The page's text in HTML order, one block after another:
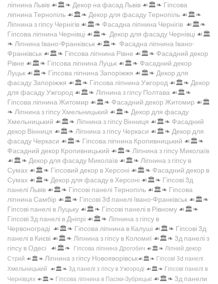
ліпнина Львів ☙🏛️❧ Декор на фасад Львів ☙🏛️❧ Гіпсова
ліпнина Тернопіль ☙🏛️❧ Декор для фасаду Тернопіль ☙🏛️❧
Ліпнина з гіпсу Чернігів ☙🏛️❧ Фасадна ліпнина Чернігів ☙🏛️❧
Гіпсова ліпнина Чернівці ☙🏛️❧ Декор для фасаду Чернівці ☙🏛️
❧ Ліпнина Івано-Франківськ ☙🏛️❧ Фасадна ліпнина Івано-
Франківськ ☙🏛️❧ Гіпсова ліпнина Рівне ☙🏛️❧ Фасадний декор
Рівне ☙🏛️❧ Гіпсова ліпнина Луцьк ☙🏛️❧ Фасадний декор
Луцьк ☙🏛️❧ Гіпсова ліпнина Запоріжжя ☙🏛️❧ Декор для
фасаду Запоріжжя ☙🏛️❧ Гіпсова ліпнина Ужгород ☙🏛️❧ Декор
для фасаду Ужгород ☙🏛️❧ Ліпнина з гіпсу Полтава ☙🏛️❧
Гіпсова ліпнина Житомир ☙🏛️❧ Фасадний декор Житомир ☙🏛️
❧ Ліпнина з гіпсу Хмельницький ☙🏛️❧ Декор для фасаду
Хмельницький ☙🏛️❧ Ліпнина з гіпсу Вінниця ☙🏛️❧ Фасадний
декор Вінниця ☙🏛️❧ Ліпнина з гіпсу Черкаси ☙🏛️❧ Декор для
фасаду Черкаси ☙🏛️❧ Гіпсова ліпнина Кропивницький ☙🏛️❧
Фасадний декор Кропивницький ☙🏛️❧ Ліпнина з гіпсу Миколаїв
☙🏛️❧ Декор для фасаду Миколаїв ☙🏛️❧ Ліпнина з гіпсу в
Сумах ☙🏛️❧ Гіпсовий декор в Херсоні ☙🏛️❧ Фасадний декор в
Сумах ☙🏛️❧ Декор для фасаду в Херсоні ☙🏛️❧ Гіпсові 3д
панелі Львів ☙🏛️❧ Гіпсові панелі Тернопіль ☙🏛️❧ Гіпсова
ліпнина Самбір ☙🏛️❧ Гіпсові 3d панелі Івано-Франківськ ☙🏛️❧
Гіпсові панелі в Луцьку ☙🏛️❧ Гіпсові панелі в Рівному ☙🏛️❧
Гіпсові 3д панелі в Дніпрі ☙🏛️❧ Ліпнина з гіпсу в
Червонограді ☙🏛️❧ Гіпсова ліпнина в Калуші ☙🏛️❧ Гіпсові 3д
панелі в Києві ☙🏛️❧ Ліпнина з гіпсу в Коломиї ☙🏛️❧ 3д панелі з
гіпсу в Одесі ☙🏛️❧ Гіпсова ліпнина Дрогобич ☙🏛️❧ Ліпний декор
Стрий ☙🏛️❧ Ліпнина з гіпсу Новояворівськ☙🏛️❧ Гіпсові 3d панелі
Хмельницький ☙🏛️❧ 3д панелі з гіпсу в Ужгороді ☙🏛️❧ Гіпсові панелі в
Чернівцях ☙🏛️❧ Гіпсова ліпнина в Пасіки-Зубрицькі ☙🏛️❧ 3д панели